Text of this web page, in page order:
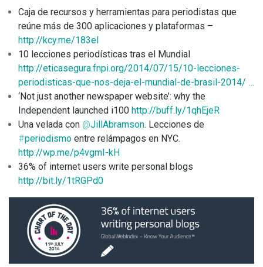
Caja de recursos y herramientas para periodistas que
reúne más de 300 aplicaciones y plataformas –
http://kcy.me/183el
10 lecciones periodísticas tras el Mundial
http://eticasegura.fnpi.org/2014/07/15/10-lecciones-
periodisticas-que-nos-deja-el-mundial-de-brasil-2014/ …
‘Not just another newspaper website’: why the
Independent launched i100 http://buff.ly/1qhEjeR
Una velada con @JillAbramson. Lecciones de
#periodismo entre relámpagos en NYC.
http://wp.me/p4vgmI-kH
36% of internet users write personal blogs
http://bit.ly/1tRGPd0